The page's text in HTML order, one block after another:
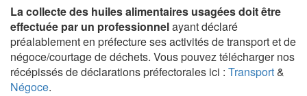
La collecte des huiles alimentaires usagées doit être
effectuée par un professionnelayant déclaré
préalablement en préfecture ses activités de transport et de
négoce/courtage de déchets. Vous pouvez télécharger nos
récépissés de déclarations préfectorales ici : Transport&
Négoce.